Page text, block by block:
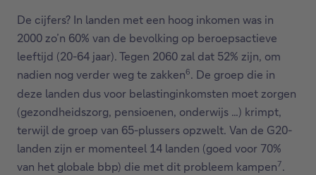
De cijfers? In landen met een hoog inkomen was in
2000 zo’n 60% van de bevolking op beroepsactieve
leeftijd (20-64 jaar). Tegen 2060 zal dat 52% zijn, om
nadien nog verder weg te zakken6. De groep die in
deze landen dus voor belastinginkomsten moet zorgen
(gezondheidszorg, pensioenen, onderwijs …) krimpt,
terwijl de groep van 65-plussers opzwelt. Van de G20-
landen zijn er momenteel 14 landen (goed voor 70%
van het globale bbp) die met dit probleem kampen7.